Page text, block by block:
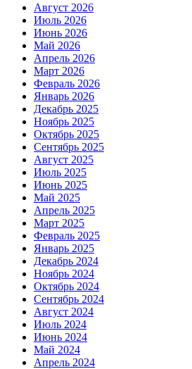
Август 2026
Июль 2026
Июнь 2026
Май 2026
Апрель 2026
Март 2026
Февраль 2026
Январь 2026
Декабрь 2025
Ноябрь 2025
Октябрь 2025
Сентябрь 2025
Август 2025
Июль 2025
Июнь 2025
Май 2025
Апрель 2025
Март 2025
Февраль 2025
Январь 2025
Декабрь 2024
Ноябрь 2024
Октябрь 2024
Сентябрь 2024
Август 2024
Июль 2024
Июнь 2024
Май 2024
Апрель 2024